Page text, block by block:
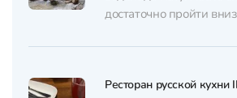
достаточно пройти
тени джунглей под
спокойно пообедать
Ресторан русской кухни